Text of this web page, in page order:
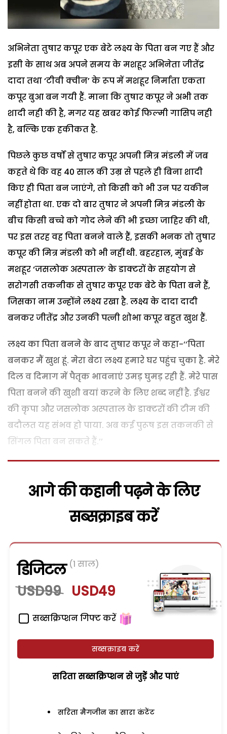
अभिनेता तुषार कपूर एक बेटे लक्ष्य के पिता बन गए हैं और
इसी के साथ अब अपने समय के मशहूर अभिनेता जीतेंद्र
दादा तथा ‘टीवी क्वीन’ के रूप में मशहूर निर्माता एकता
कपूर बुआ बन गयी हैं. माना कि तुषार कपूर ने अभी तक
शादी नही की है, मगर यह खबर कोई फिल्मी गासिप नही
है, बल्कि एक हकीकत है.
पिछले कुछ वर्षों से तुषार कपूर अपनी मित्र मंडली में जब
कहते थे कि वह 40 साल की उम्र से पहले ही बिना शादी
किए ही पिता बन जाएंगे, तो किसी को भी उन पर यकीन
नहीं होता था. एक दो बार तुषार ने अपनी मित्र मंडली के
बीच किसी बच्चे को गोद लेने की भी इच्छा जाहिर की थी,
पर इस तरह वह पिता बनने वाले हैं, इसकी भनक तो तुषार
कपूर की मित्र मंडली को भी नहीं थी. बहरहाल, मुंबई के
मशहूर ‘जसलोक अस्पताल’ के डाक्टरों के सहयोग से
सरोगसी तकनीक से तुषार कपूर एक बेटे के पिता बने हैं,
जिसका नाम उन्होंने लक्ष्य रखा है. लक्ष्य के दादा दादी
बनकर जीतेंद्र और उनकी पत्नी शोभा कपूर बहुत खुश हैं.
लक्ष्य का पिता बनने के बाद तुषार कपूर ने कहा-‘‘पिता
बनकर मैं खुश हूं. मेरा बेटा लक्ष्य हमारे घर पहुंच चुका है. मेरे
दिल व दिमाग में पैतृक भावनाएं उमड़ घुमड़ रही हैं. मेरे पास
पिता बनने की खुशी बयां करने के लिए शब्द नहीं है. ईश्वर
की कृपा और जसलोक अस्पताल के डाक्टरों की टीम की
बदौलत यह संभव हो पाया. अब कई पुरूष इस तकनकी से
सिंगल पिता बन सकते हैं.’’
आगे की कहानी पढ़ने के लिए
सब्सक्राइब करें
डिजिटल (1 साल)
USD99 USD49
सब्सक्रिप्शन गिफ्ट करें
सब्सक्राइब करें
सरिता सब्सक्रिप्शन से जुड़ेें और पाएं
सरिता मैगजीन का सारा कंटेंट